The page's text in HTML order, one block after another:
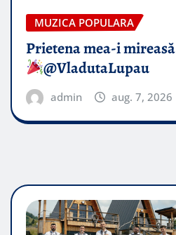
MUZICA POPULARA
Prietena mea-i mireasă​
@VladutaLupau
admin aug. 7, 2026